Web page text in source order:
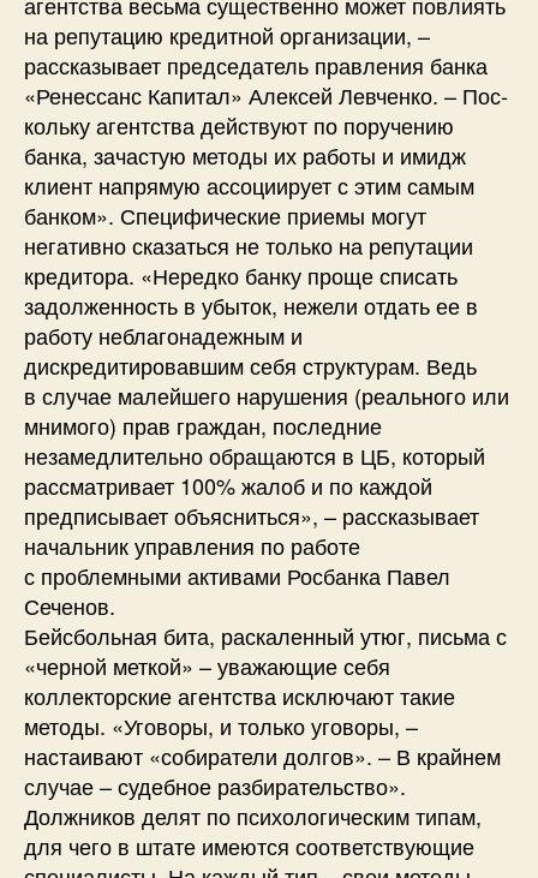
на репутацию кредитной организации, –
рассказывает председатель правления банка
«Ренессанс Капитал» Алексей Левченко. – По­с­
кольку агентства действуют по поручению
банка, зачастую методы их работы и имидж
клиент напрямую ассоциирует с этим самым
банком». Специфические приемы могут
негативно сказаться не только на репутации
кредитора. «Нередко банку проще списать
задолженность в убыток, нежели отдать ее в
работу неблагонадежным и
дискредитировавшим себя структурам. Ведь
в случае малейшего нарушения (реального или
мнимого) прав граждан, последние
незамедлительно обращаются в ЦБ, который
рассматривает 100% жалоб и по каждой
предписывает объясниться», – рассказывает
начальник управления по работе
с проблемными активами Росбанка Павел
Сеченов.
Бейсбольная бита, раскаленный утюг, письма с
«черной меткой» – уважающие себя
коллекторские агентства исключают такие
методы. «Уговоры, и только уговоры, –
настаивают «собиратели долгов». – В крайнем
случае – судебное разбирательство».
Должников делят по психологическим типам,
для чего в штате имеются соответствующие